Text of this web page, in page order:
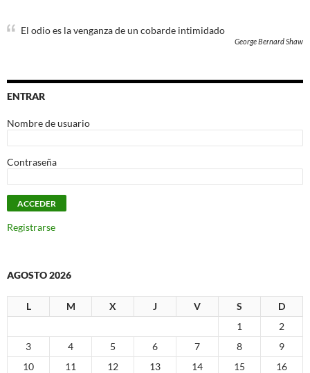
El odio es la venganza de un cobarde intimidado
George Bernard Shaw
ENTRAR
Nombre de usuario
Contraseña
Registrarse
AGOSTO 2026
L M X J V S
D
1
2
3
4 5 6 7 8
9
10
11 12 13 14 15
16